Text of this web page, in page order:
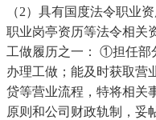
（2）具有国度法令职业
职业岗亭资历等法令相关
工做履历之一： ①担任部
办理工做；能及时获取营
贷等营业流程，特将相关
原则和公司财政轨制，妥